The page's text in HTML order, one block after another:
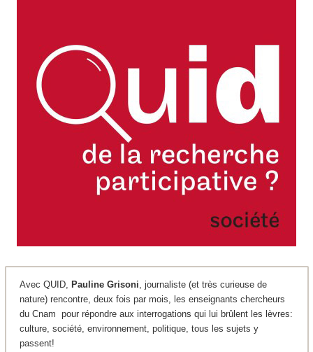
Avec QUID, Pauline Grisoni , journaliste (et très curieuse de
nature) rencontre, deux fois par mois, les enseignants chercheurs
du Cnam pour répondre aux interrogations qui lui brûlent les lèvres:
culture, société, environnement, politique, tous les sujets y
passent!